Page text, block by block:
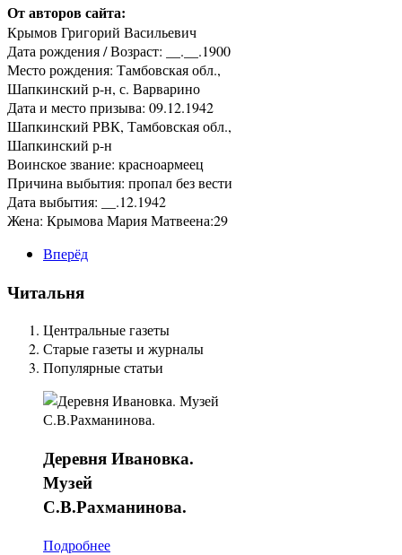
От авторов сайта:
Крымов Григорий Васильевич
Дата рождения / Возраст: __.__.1900
Место рождения: Тамбовская обл.,
Шапкинский р-н, с. Варварино
Дата и место призыва: 09.12.1942
Шапкинский РВК, Тамбовская обл.,
Шапкинский р-н
Воинское звание: красноармеец
Причина выбытия: пропал без вести
Дата выбытия: __.12.1942
Жена: Крымова Мария Матвеена:29
Вперёд
Читальня
Центральные газеты
Старые газеты и журналы
Популярные статьи
ДеревняИвановка.
Музей
С.В.Рахманинова.
Подробнее